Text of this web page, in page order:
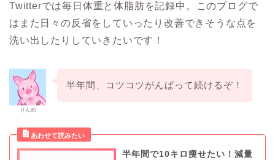
Twitterでは毎日体重と体脂肪を記録中。このブログで
はまた日々の反省をしていったり改善できそうな点を
洗い出したりしていきたいです！
りんめ
半年間、コツコツがんばって続けるぞ！
半年間で10キロ痩せたい！減量